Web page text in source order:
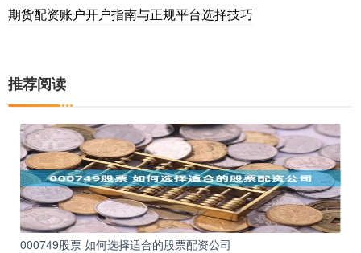
期货配资账户开户指南与正规平台选择技巧
推荐阅读
000749股票 如何选择适合的股票配资公司